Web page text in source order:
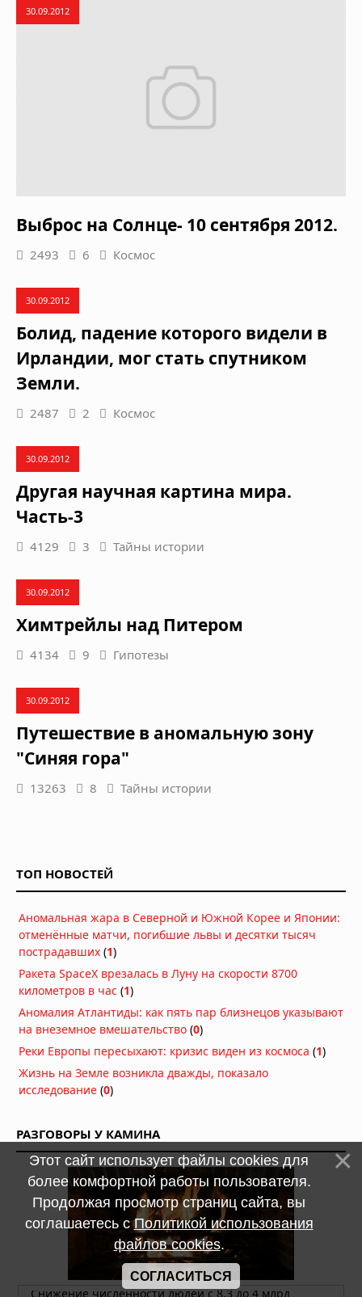
30.09.2012
Выброс на Солнце- 10 сентября 2012.
2493 6 Космос
30.09.2012
Болид, падение которого видели в
Ирландии, мог стать спутником
Земли.
2487 2 Космос
30.09.2012
Другая научная картина мира.
Часть-3
4129 3 Тайны истории
30.09.2012
Химтрейлы над Питером
4134 9 Гипотезы
30.09.2012
Путешествие в аномальную зону
"Синяя гора"
13263 8 Тайны истории
ТОП НОВОСТЕЙ
Аномальная жара в Северной и Южной Корее и Японии:
отменённые матчи, погибшие львы и десятки тысяч
пострадавших (1)
Ракета SpaceX врезалась в Луну на скорости 8700
километров в час (1)
Аномалия Атлантиды: как пять пар близнецов указывают
на внеземное вмешательство (0)
Реки Европы пересыхают: кризис виден из космоса (1)
Жизнь на Земле возникла дважды, показало
исследование (0)
РАЗГОВОРЫ У КАМИНА
Этот сайт использует файлы cookies для
более комфортной работы пользователя.
Продолжая просмотр страниц сайта, вы
соглашаетесь сПолитикой использования
файлов cookies.
СОГЛАСИТЬСЯ